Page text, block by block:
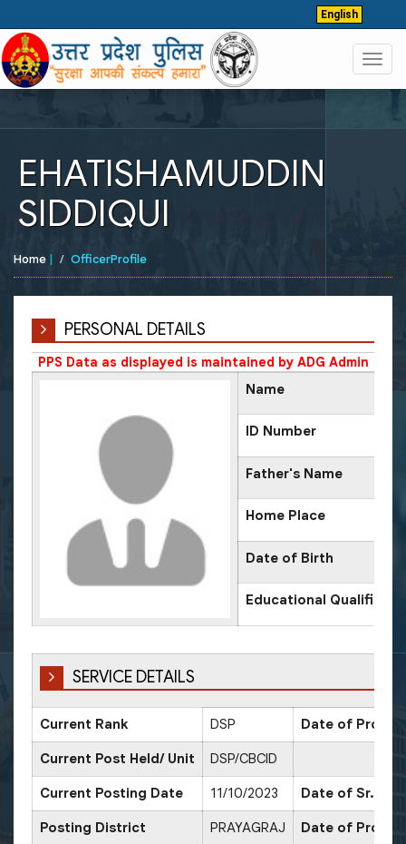
English
EHATISHAMUDDIN
SIDDIQUI
Home | OfficerProfile
PERSONAL DETAILS
PPS Data as displayed is maintained by ADG Admin
Name
ID Number
Father's Name
Home Place
Date of Birth
Educational
SERVICE DETAILS
Current Rank DSP Date of
Current Post Held/ Unit DSP/CBCID
Current Posting Date 11/10/2023 Date of Sr.
Posting District PRAYAGRAJ Date of